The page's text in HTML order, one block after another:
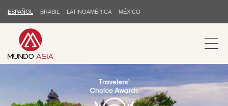
ESPAÑOL BRASIL LATINOAMÉRICA MÉXICO